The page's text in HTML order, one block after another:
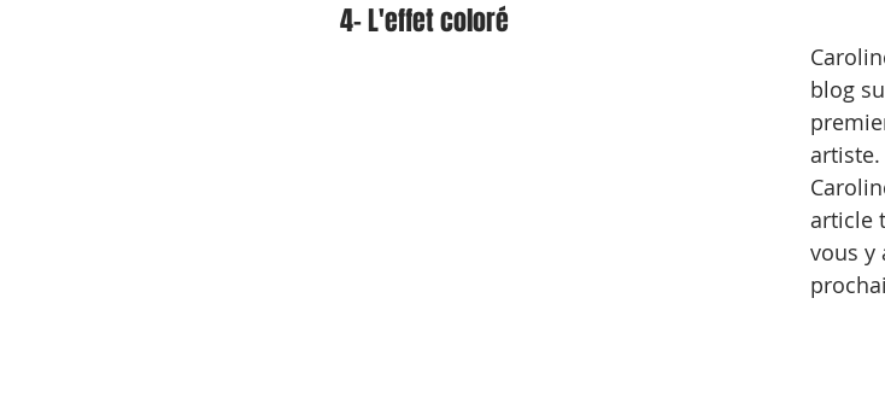
4- L'effet coloré
blog
artiste.
article
vous y